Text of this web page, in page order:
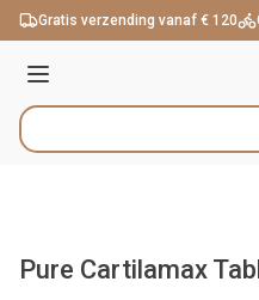
Ga naar de inhoud
Gratis verzending vanaf € 120
Menu
Product, merk, categorie...
Pure Cartilamax